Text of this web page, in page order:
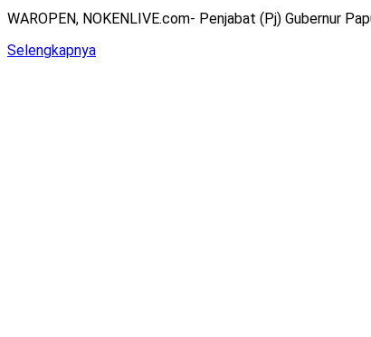
WAROPEN, NOKENLIVE.com- Penjabat (Pj) Gubernur
SelengkapnyaDetails